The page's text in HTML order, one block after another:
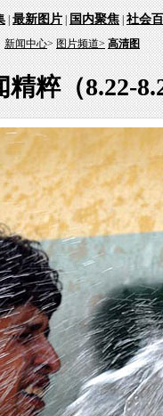
|最新图片|国内聚焦|社会
新闻中心>图片频道> 高清图
精粹（8.22-